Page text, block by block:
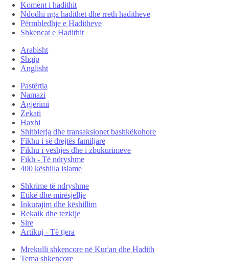
Koment i hadithit
Ndodhi nga hadithet dhe rreth haditheve
Përmbledhje e Haditheve
Shkencat e Hadithit
Arabisht
Shqip
Anglisht
Pastërtia
Namazi
Agjërimi
Zekati
Haxhi
Shitblerja dhe transaksionet bashkëkohore
Fikhu i së drejtës familjare
Fikhu i veshjes dhe i zbukurimeve
Fikh - Të ndryshme
400 këshilla islame
Shkrime të ndryshme
Etikë dhe mirësjellje
Inkurajim dhe këshillim
Rekaik dhe tezkije
Sire
Artikuj - Të tjera
Mrekulli shkencore në Kur'an dhe Hadith
Tema shkencore